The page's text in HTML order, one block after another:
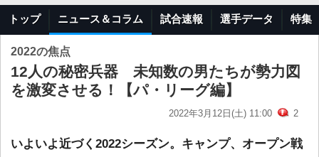
トップ ニュース＆コラム 試合速報 選手データ 特集
2022の焦点
12人の秘密兵器 未知数の男たちが勢力図
を激変させる！【パ・リーグ編】
2022年3月12日(土) 11:00 2
いよいよ近づく2022シーズン。キャンプ、オープン戦